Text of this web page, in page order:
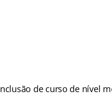
de curso de nível